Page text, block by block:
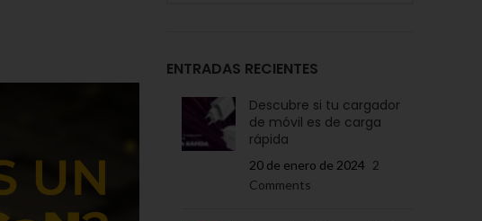
ENTRADAS RECIENTES
Descubre si tu cargador
de móvil es de carga
rápida
20 de enero de 2024 2
Comments